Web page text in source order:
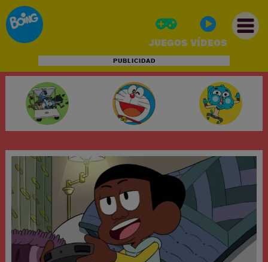
JUEGOS VÍDEOS
PUBLICIDAD
INICIO
JUEGOS
VÍDEOS